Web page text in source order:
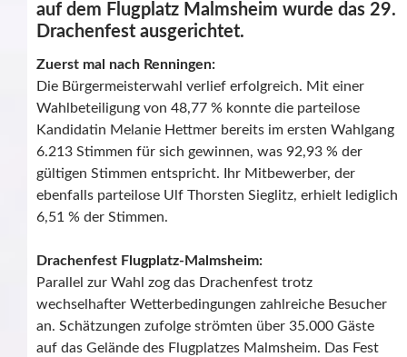
auf dem Flugplatz Malmsheim wurde das 29.
Drachenfest ausgerichtet.
Zuerst mal nach Renningen:
Die Bürgermeisterwahl verlief erfolgreich. Mit einer
Wahlbeteiligung von 48,77 % konnte die parteilose
Kandidatin Melanie Hettmer bereits im ersten Wahlgang
6.213 Stimmen für sich gewinnen, was 92,93 % der
gültigen Stimmen entspricht. Ihr Mitbewerber, der
ebenfalls parteilose Ulf Thorsten Sieglitz, erhielt lediglich
6,51 % der Stimmen.
Drachenfest Flugplatz-Malmsheim:
Parallel zur Wahl zog das Drachenfest trotz
wechselhafter Wetterbedingungen zahlreiche Besucher
an. Schätzungen zufolge strömten über 35.000 Gäste
auf das Gelände des Flugplatzes Malmsheim. Das Fest